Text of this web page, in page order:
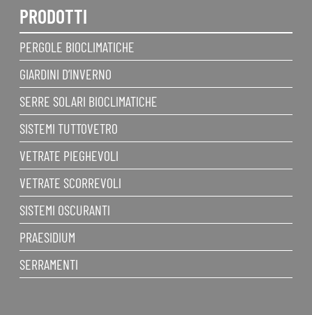
PRODOTTI
PERGOLE BIOCLIMATICHE
GIARDINI D’INVERNO
SERRE SOLARI BIOCLIMATICHE
SISTEMI TUTTOVETRO
VETRATE PIEGHEVOLI
VETRATE SCORREVOLI
SISTEMI OSCURANTI
PRAESIDIUM
SERRAMENTI